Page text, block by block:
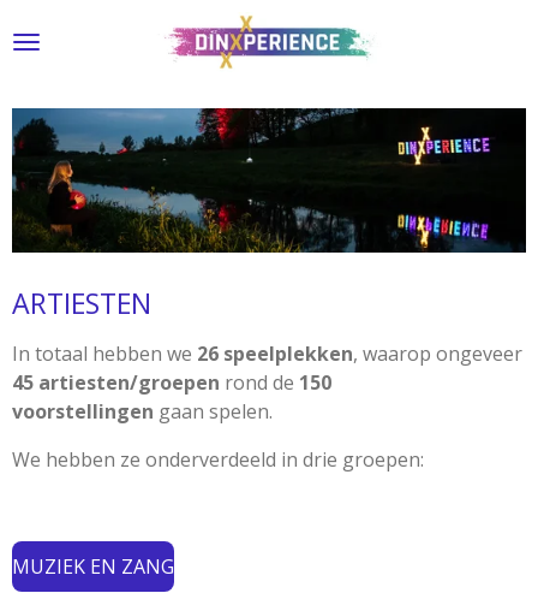
direct
de
hoofdinhoud
ARTIESTEN
In totaal hebben we 26 speelplekken, waarop ongeveer
45 artiesten/groepen rond de 150
voorstellingen gaan spelen.
We hebben ze onderverdeeld in drie groepen:
MUZIEK EN ZANG